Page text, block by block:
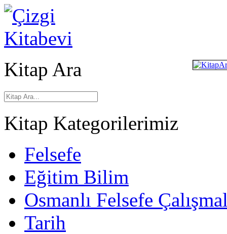
Kitap Ara
Kitap Kategorilerimiz
Felsefe
Eğitim Bilim
Osmanlı Felsefe
Tarih